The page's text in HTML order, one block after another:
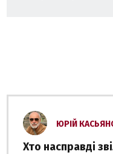
ЮРІЙ
Хто насправді